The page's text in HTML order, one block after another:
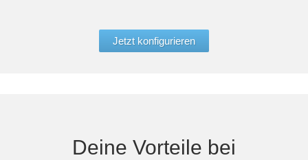
Jetzt konfigurieren
Deine Vorteile bei